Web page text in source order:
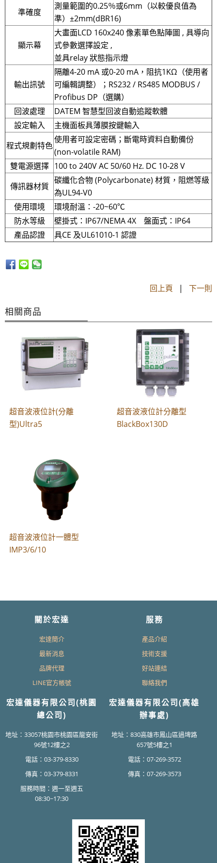
準確度
測量範圍的0.25％或6mm（以較優良值為
準）±2mm(dBR16)
顯示幕
大畫面LCD 160x240 像素單色點陣圖 , 具導向
式參數選擇設定 ,
並具relay 狀態指示燈
輸出訊號
隔離4-20 mA 或0-20 mA，阻抗1KΩ（使用者
可編輯調整）；RS232 / RS485 MODBUS /
Profibus DP（選購）
回波處理
DATEM 智慧型回波自動追蹤軟體
設定輸入
主機面板具薄膜按鍵輸入
程式規劃特色
使用者可設定密碼；斷電時資料自動備份
(non-volatile RAM)
雙電源選擇 100 to 240V AC 50/60 Hz. DC 10-28 V
傳訊器材質
碳纖化合物 (Polycarbonate) 材質，阻燃等級
為UL94-V0
使用環境
環境耐溫：-20~60℃
防水等級
壁掛式：IP67/NEMA 4X 盤面式：IP64
產品認證
具CE 及UL61010-1 認證
回上頁 | 下一則
相關商品
超音波液位計(分離
型)Ultra5
超音波液位計分離型
BlackBox130D
超音波液位計一體型
IMP3/6/10
關於宏達
宏達簡介
最新消息
品牌代理
LINE官方帳號
服務
產品介紹
技術支援
好站連結
聯絡我們
宏達儀器有限公司(桃園
總公司)
地址：33057桃園市桃園區龍安街
96號12樓之2
電話：03-379-8330
傳真：03-379-8331
服務時間：週一至週五
08:30~17:30
宏達儀器有限公司(高雄
辦事處)
地址：830高雄市鳳山區過埤路
657號5樓之1
電話：07-269-3572
傳真：07-269-3573